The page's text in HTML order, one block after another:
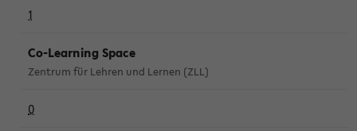
1
Co-Learning Space
Zentrum für Lehren und Lernen (ZLL)
0